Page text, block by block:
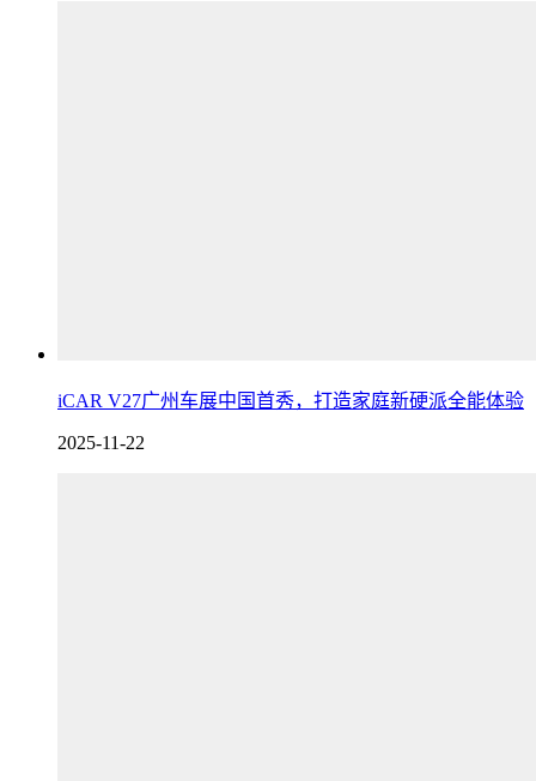
iCAR V27广州车展中国首秀，打造家庭新硬派全能体验
2025-11-22